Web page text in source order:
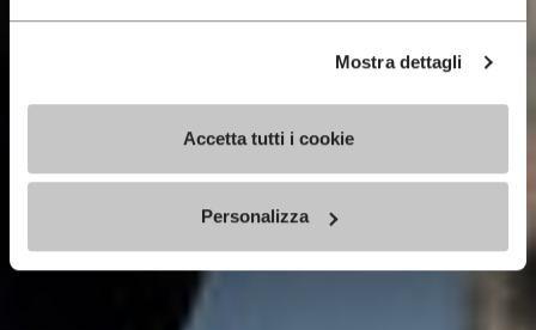
Mostra dettagli
Accetta tutti i cookie
Personalizza